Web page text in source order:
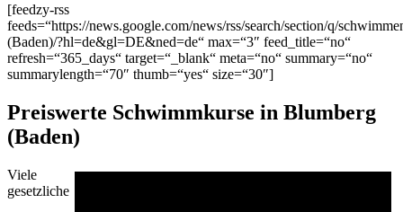
[feedzy-rss
feeds=“https://news.google.com/news/rss/search/section/q/
(Baden)/?hl=de&gl=DE&ned=de“ max=“3″ feed_title=“no“
refresh=“365_days“ target=“_blank“ meta=“no“ summary=“no“
summarylength=“70″ thumb=“yes“ size=“30″]
Preiswerte Schwimmkurse in Blumberg
(Baden)
Viele
gesetzliche